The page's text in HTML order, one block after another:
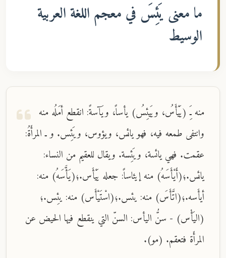
ما معنى يَئِسَ في معجم اللغة العربية
الوسيط
منه ـَِ (يَيْأَسُ، ويَيئِسُ) يأساً، ويَآسةً: انقطع أمَلُه منه
وانتفى طمعه فيه، فهو يائس، ويؤوس، ويَئِس. و ـ المرأَةُ:
عقمت. فهي يائسة، ويَئِسة. ويقال للعقيم من النساء:
يائس.؛(أَيْأَسَهُ) منه إيئاساً: جعله يَيْأَس.؛(يَأَّسَهُ) منه:
أيأَسه.؛(اتَّأَسَ) منه: يئس.؛(اسْتَيْأَس) منه: يئِس.؛
(اليَأْس) - سنُّ اليأس: السنّ التي ينقطع فيها الحيض عن
المرأَة فتعقم. (مو).